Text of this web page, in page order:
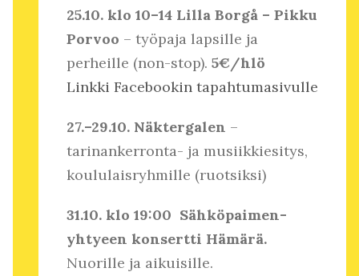
25.10. klo 10–14 Lilla Borgå – Pikku
Porvoo – työpaja lapsille ja
perheille (non-stop). 5€/hlö
Linkki Facebookin tapahtumasivulle
27.–29.10. Näktergalen –
tarinankerronta- ja musiikkiesitys,
koululaisryhmille (ruotsiksi)
31.10. klo 19:00 Sähköpaimen-
yhtyeen konsertti Hämärä.
Nuorille ja aikuisille.